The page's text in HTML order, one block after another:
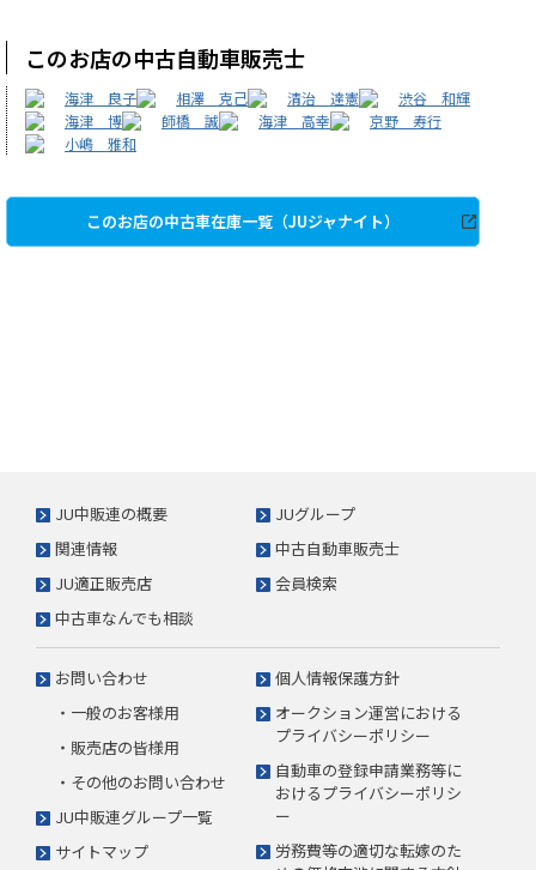
このお店の中古自動車販売士
海津 良子 相澤 克己 清治 達憲
渋谷 和輝
海津 博
師橋 誠 海津 高幸
京野 寿行
小嶋 雅和
このお店の中古車在庫一覧（JUジャナイト）
JU中販連の概要
JUグループ
関連情報
中古自動車販売士
JU適正販売店
会員検索
中古車なんでも相談
お問い合わせ
・一般のお客様用
・販売店の皆様用
・その他のお問い合わせ
JU中販連グループ一覧
サイトマップ
個人情報保護方針
オークション運営における
プライバシーポリシー
自動車の登録申請業務等に
おけるプライバシーポリシ
ー
労務費等の適切な転嫁のた